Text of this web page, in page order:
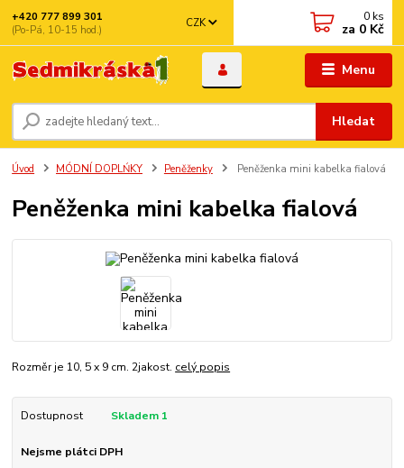
Menu
CZK
Hledat
+420 777 899 301
(Po-Pá, 10-15 hod.)
0 ks
za 0 Kč
Úvod MÓDNÍ DOPLŃKY Peněženky Peněženka mini kabelka fialová
Peněženka mini kabelka fialová
Rozměr je 10, 5 x 9 cm. 2jakost. celý popis
Dostupnost Skladem 1
Nejsme plátci DPH